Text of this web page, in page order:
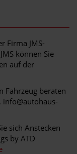
Firma JMS-
können Sie
auf der
Fahrzeug beraten
sich Anstecken
by ATD